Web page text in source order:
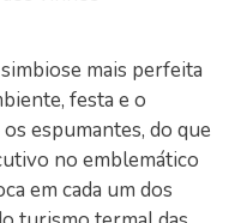
mais perfeita
festa e o
espumantes, do que
no emblemático
em cada um dos